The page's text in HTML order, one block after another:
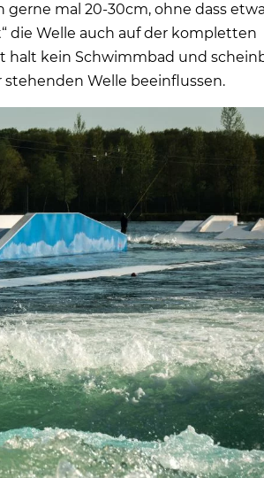
gerne mal 20-30cm, ohne dass
die Welle auch auf der kompletten
halt kein Schwimmbad und
stehenden Welle beeinflussen.